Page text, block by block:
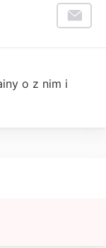
o z nim i